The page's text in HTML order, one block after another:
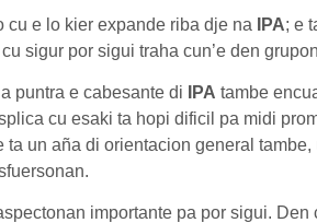
cu e lo kier expande riba dje na IPA; e
sigur por sigui traha cun’e den
puntra e cabesante di IPA tambe
cu esaki ta hopi dificil pa midi
un aña di orientacion general
importante pa por sigui. Den